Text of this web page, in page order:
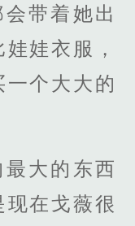
带着她出
娃衣服，
个大大的
大的东西
在戈薇很